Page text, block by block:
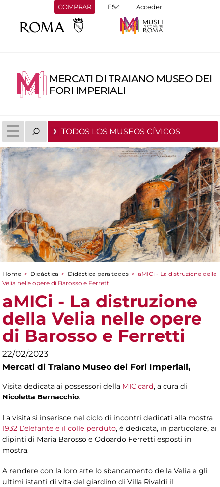
COMPRAR Acceder
MERCATI DI TRAIANO MUSEO DEI
FORI IMPERIALI
TODOS LOS MUSEOS CÍVICOS
You are here
Home > Didáctica > Didáctica para todos > aMICi - La distruzione della
Velia nelle opere di Barosso e Ferretti
aMICi - La distruzione
della Velia nelle opere
di Barosso e Ferretti
22/02/2023
Mercati di Traiano Museo dei Fori Imperiali,
Visita dedicata ai possessori della MIC card, a cura di
Nicoletta Bernacchio.
La visita si inserisce nel ciclo di incontri dedicati alla mostra
1932 L’elefante e il colle perduto, è dedicata, in particolare, ai
dipinti di Maria Barosso e Odoardo Ferretti esposti in
mostra.
A rendere con la loro arte lo sbancamento della Velia e gli
ultimi istanti di vita del giardino di Villa Rivaldi il